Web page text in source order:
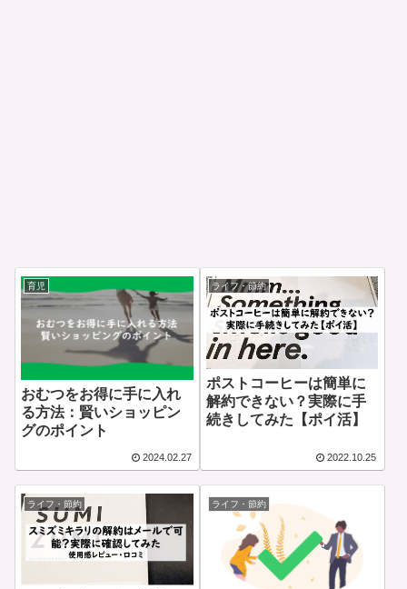
育児
おむつをお得に手に入れ
る方法：賢いショッピン
グのポイント
2024.02.27
ライフ・節約
ポストコーヒーは簡単に
解約できない？実際に手
続きしてみた【ポイ活】
2022.10.25
ライフ・節約 ライフ・節約